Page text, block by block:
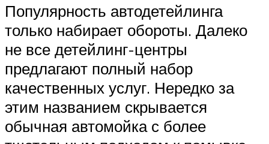
Популярность автодетейлинга
только набирает обороты. Далеко
не все детейлинг-центры
предлагают полный набор
качественных услуг. Нередко за
этим названием скрывается
обычная автомойка с более